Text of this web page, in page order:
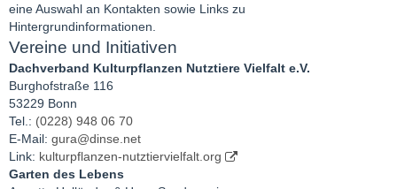
eine Auswahl an Kontakten sowie Links zu
Hintergrundinformationen.
Vereine und Initiativen
Dachverband Kulturpflanzen Nutztiere Vielfalt e.V.
Burghofstraße 116
53229 Bonn
Tel.: (0228) 948 06 70
E-Mail: gura@dinse.net
Link: kulturpflanzen-nutztiervielfalt.org
Garten des Lebens